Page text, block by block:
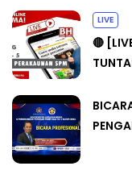
LIVE
🔴